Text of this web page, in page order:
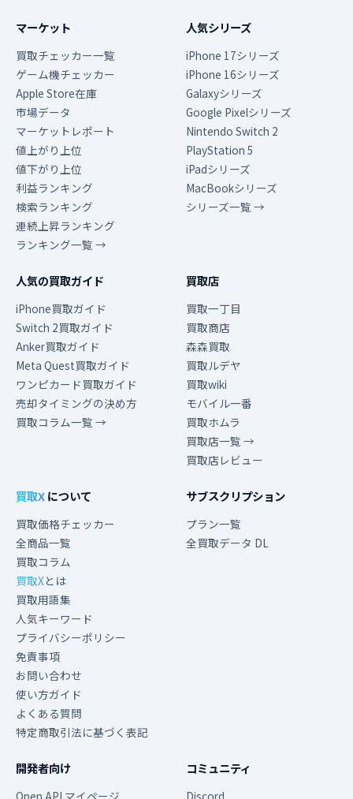
マーケット
買取チェッカー一覧
ゲーム機チェッカー
Apple Store在庫
市場データ
マーケットレポート
値上がり上位
値下がり上位
利益ランキング
検索ランキング
連続上昇ランキング
ランキング一覧 →
人気シリーズ
iPhone 17シリーズ
iPhone 16シリーズ
Galaxyシリーズ
Google Pixelシリーズ
Nintendo Switch 2
PlayStation 5
iPadシリーズ
MacBookシリーズ
シリーズ一覧 →
人気の買取ガイド
iPhone買取ガイド
Switch 2買取ガイド
Anker買取ガイド
Meta Quest買取ガイド
ワンピカード買取ガイド
売却タイミングの決め方
買取コラム一覧 →
買取店
買取一丁目
買取商店
森森買取
買取ルデヤ
買取wiki
モバイル一番
買取ホムラ
買取店一覧 →
買取店レビュー
買取Xについて
買取価格チェッカー
全商品一覧
買取コラム
買取Xとは
買取用語集
人気キーワード
プライバシーポリシー
免責事項
お問い合わせ
使い方ガイド
よくある質問
特定商取引法に基づく表記
サブスクリプション
プラン一覧
全買取データ DL
開発者向け
Open API マイページ
コミュニティ
Discord